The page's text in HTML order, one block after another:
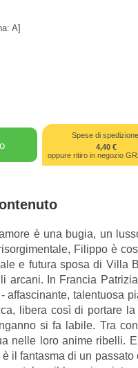
A]
Spese di
4,40 €
oppure ritiro in negozio
è una bugia, un
Filippo è
e futura sposa di Villa
In Francia
talentuosa
libera così di portare
si fa labile. Tra
nelle loro anime ribelli.
il fantasma di un